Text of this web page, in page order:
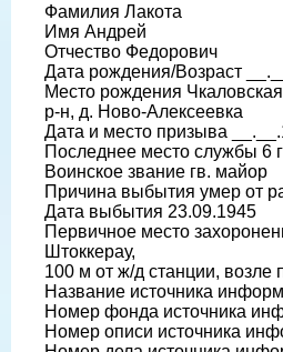
Фамилия Лакота
Имя Андрей
Отчество Федорович
Дата рождения/Возраст
Место рождения
р-н, д. Ново-Алексеевка
Дата и место призыва
Последнее место службы 6
Воинское звание гв. майор
Причина выбытия умер от
Дата выбытия 23.09.1945
Первичное место
Штоккерау,
100 м от ж/д станции, возле
Название источника
Номер фонда источника
Номер описи источника